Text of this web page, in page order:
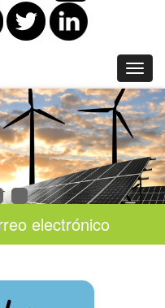
electrónico